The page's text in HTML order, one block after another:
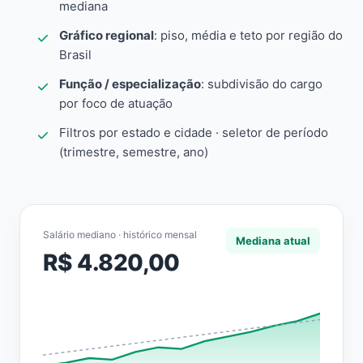
mediana
Gráfico regional: piso, média e teto por região do
Brasil
Função / especialização: subdivisão do cargo
por foco de atuação
Filtros por estado e cidade · seletor de período
(trimestre, semestre, ano)
Salário mediano · histórico mensal
R$ 4.820,00
Mediana atual